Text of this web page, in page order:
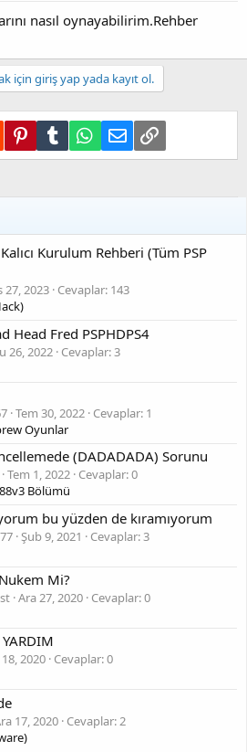
nasıl oynayabilirim.Rehber
için giriş yap yada kayıt ol.
PinterestTumblr WhatsApp
E-postaLink
Kurulum Rehberi (Tüm PSP
27, 2023 Cevaplar: 143
Head Fred PSPHDPS4
26, 2022 Cevaplar: 3
Tem 30, 2022 Cevaplar: 1
Oyunlar
(DADADADA) Sorunu
Tem 1, 2022 Cevaplar: 0
Bölümü
bu yüzden de kıramıyorum
Şub 9, 2021
Cevaplar: 3
Mi?
Ara 27, 2020 Cevaplar: 0
2020 Cevaplar: 0
17, 2020 Cevaplar: 2